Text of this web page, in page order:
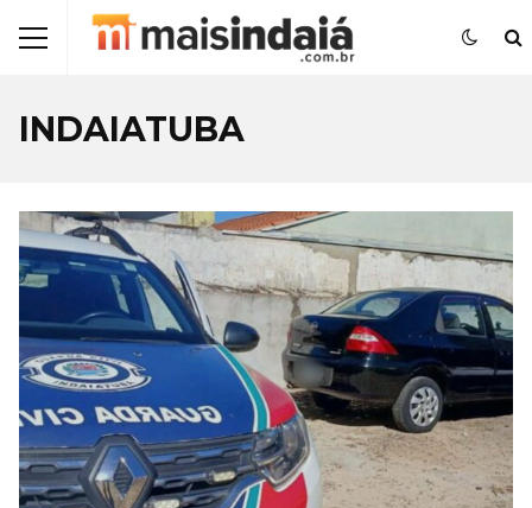
INDAIATUBA